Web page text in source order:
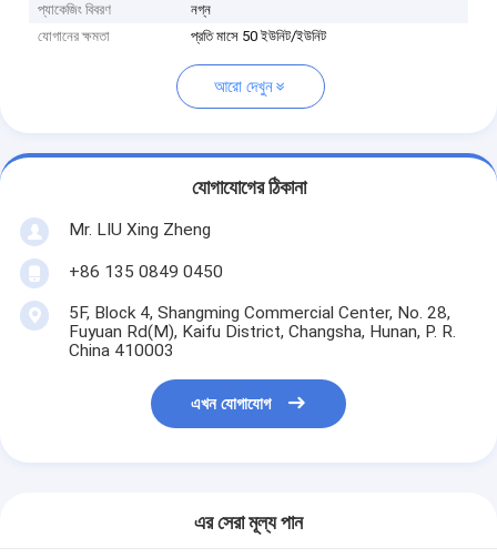
প্যাকেজিং বিবরণ
নগ্ন
যোগানের ক্ষমতা
প্রতি মাসে 50 ইউনিট/ইউনিট
আরো দেখুন
যোগাযোগের ঠিকানা
Mr. LIU Xing Zheng
+86 135 0849 0450
5F, Block 4, Shangming Commercial Center, No. 28,
Fuyuan Rd(M), Kaifu District, Changsha, Hunan, P. R.
China 410003
এখন যোগাযোগ
এর সেরা মূল্য পান